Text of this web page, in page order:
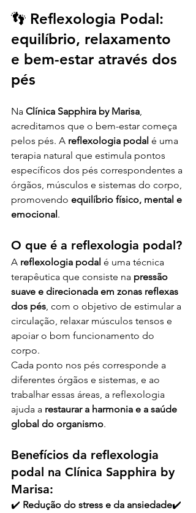
👣 Reflexologia Podal:
equilíbrio, relaxamento
e bem-estar através dos
pés
Na Clínica Sapphira by Marisa,
acreditamos que o bem-estar começa
pelos pés. A reflexologia podal é uma
terapia natural que estimula pontos
específicos dos pés correspondentes a
órgãos, músculos e sistemas do corpo,
promovendo equilíbrio físico, mental e
emocional .
O que é a reflexologia podal?
A reflexologia podal é uma técnica
terapêutica que consiste na pressão
suave e direcionada em zonas reflexas
dos pés, com o objetivo de estimular a
circulação, relaxar músculos tensos e
apoiar o bom funcionamento do
corpo.
Cada ponto nos pés corresponde a
diferentes órgãos e sistemas, e ao
trabalhar essas áreas, a reflexologia
ajuda a restaurar a harmonia e a saúde
global do organismo.
Benefícios da reflexologia
podal na Clínica Sapphira by
Marisa:
✔️ Redução do stress e da ansiedade✔️